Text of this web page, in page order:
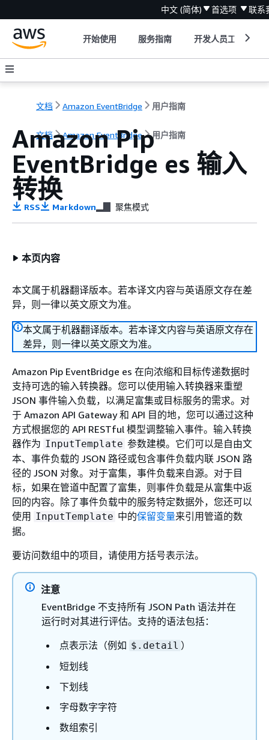
中文 (简体) 首选项 联系
开始使用 服务指南 开发人员工具
文档 Amazon EventBridge 用户指南
文档 Amazon EventBridge 用户指南
Amazon Pip
EventBridge es 输入
转换
RSS Markdown 聚焦模式
本页内容
本文属于机器翻译版本。若本译文内容与英语原文存在差
异，则一律以英文原文为准。
本文属于机器翻译版本。若本译文内容与英语原文存在
差异，则一律以英文原文为准。
Amazon Pip EventBridge es 在向浓缩和目标传递数据时
支持可选的输入转换器。您可以使用输入转换器来重塑
JSON 事件输入负载，以满足富集或目标服务的需求。对
于 Amazon API Gateway 和 API 目的地，您可以通过这种
方式根据您的 API RESTful 模型调整输入事件。输入转换
器作为 InputTemplate 参数建模。它们可以是自由文
本、事件负载的 JSON 路径或包含事件负载内联 JSON 路
径的 JSON 对象。对于富集，事件负载来自源。对于目
标，如果在管道中配置了富集，则事件负载是从富集中返
回的内容。除了事件负载中的服务特定数据外，您还可以
使用 InputTemplate 中的保留变量来引用管道的数
据。
要访问数组中的项目，请使用方括号表示法。
注意
EventBridge 不支持所有 JSON Path 语法并在
运行时对其进行评估。支持的语法包括：
点表示法（例如 $.detail ）
短划线
下划线
字母数字字符
数组索引